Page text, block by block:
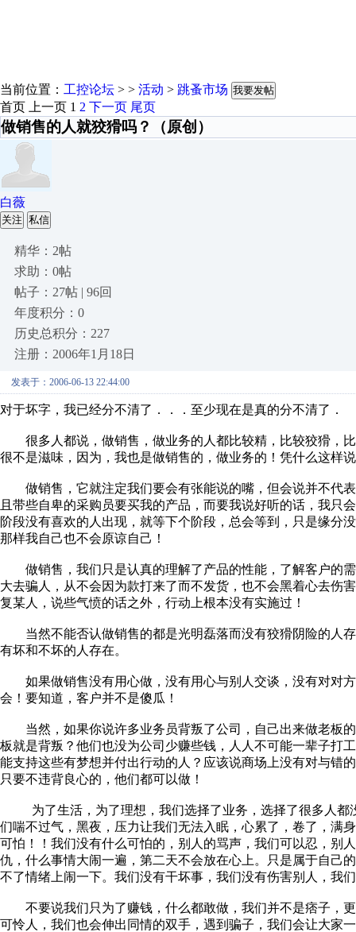
当前位置： 工控论坛 > > 活动 > 跳蚤市场 我要发帖
首页 上一页 1 2 下一页 尾页
做销售的人就狡猾吗？（原创）
白薇
关注 私信
精华：2帖
求助：0帖
帖子：27帖 | 96回
年度积分：0
历史总积分：227
注册：2006年1月18日
发表于：2006-06-13 22:44:00
对于坏字，我已经分不清了．．．至少现在是真的分不清了．
很多人都说，做销售，做业务的人都比较精，比较狡猾，
很不是滋味，因为，我也是做销售的，做业务的！凭什么这样
做销售，它就注定我们要会有张能说的嘴，但会说并不代
且带些自卑的采购员要买我的产品，而要我说好听的话，我只
阶段没有喜欢的人出现，就等下个阶段，总会等到，只是缘分
那样我自己也不会原谅自己！
做销售，我们只是认真的理解了产品的性能，了解客户的
大去骗人，从不会因为款打来了而不发货，也不会黑着心去伤
复某人，说些气愤的话之外，行动上根本没有实施过！
当然不能否认做销售的都是光明磊落而没有狡猾阴险的人
有坏和不坏的人存在。
如果做销售没有用心做，没有用心与别人交谈，没有对对
会！要知道，客户并不是傻瓜！
当然，如果你说许多业务员背叛了公司，自己出来做老板
板就是背叛？他们也没为公司少赚些钱，人人不可能一辈子打
能支持这些有梦想并付出行动的人？应该说商场上没有对与错
只要不违背良心的，他们都可以做！
为了生活，为了理想，我们选择了业务，选择了很多人都
们喘不过气，黑夜，压力让我们无法入眠，心累了，卷了，满
可怕！！我们没有什么可怕的，别人的骂声，我们可以忍，别
仇，什么事情大闹一遍，第二天不会放在心上。只是属于自己
不了情绪上闹一下。我们没有干坏事，我们没有伤害别人，我
不要说我们只为了赚钱，什么都敢做，我们并不是痞子，
可怜人，我们也会伸出同情的双手，遇到骗子，我们会让大家